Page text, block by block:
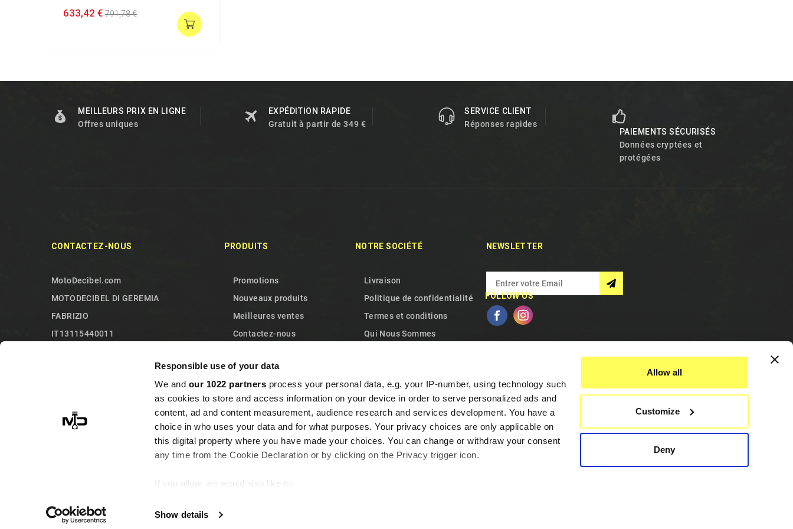
Responsible use of your data
We and our 1022 partners process your personal data, e.g. your IP-number, using technology such
as cookies to store and access information on your device in order to serve personalized ads and
content, ad and content measurement, audience research and services development. You have a
choice in who uses your data and for what purposes. Your privacy choices are only applicable on
this digital property where you have made your choices. You can change or withdraw your consent
any time from the Cookie Declaration or by clicking on the Privacy trigger icon.
If you allow, we would also like to:
meters
Show details
Allow all
Customize
Deny
633,42 € 791,78 €
MEILLEURS PRIX EN LIGNE
Offres uniques
EXPÉDITION RAPIDE
Gratuit à partir de 349 €
SERVICE CLIENT
Réponses rapides
PAIEMENTS SÉCURISÉS
Données cryptées et
protégées
CONTACTEZ-NOUS
MotoDecibel.com
MOTODECIBEL DI GEREMIA
FABRIZIO
IT13115440011
+393513946375 (Whatsapp)
info@motodecibel.com
PRODUITS
Promotions
Nouveaux produits
Meilleures ventes
Contactez-nous
NOTRE SOCIÉTÉ
Livraison
Politique de confidentialité
Termes et conditions
Qui Nous Sommes
Garantie et retrait
Questions fréquentes
Programme de fidélité
Contactez-nous
NEWSLETTER
FOLLOW US
© 2026 - MotoDecibel.com™
Assistance